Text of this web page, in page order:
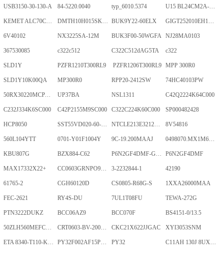
USB3150-30-130-A 84-5220.0040 typ_6010.5374 U15 BL24CM2A-PARC
KEMET ALC70C152EN450 DMTH10H015SK3Q BUK9Y22-60ELX GIGT252010EH1R0MNE
6V40102 NX3225SA-12M BUK3F00-50WGFA NJ28MA0103
367530085 c322c512 C322C512dAG5TA c322
SLD1Y PZFR1210T300RL9 PZFR1206T300RL9 MPP 300R0
SLD1Y10K00QA MP300R0 RPP20-2412SW 74HC40103PW
50RX30220MCPA10X20 UP37BA NSL1311 C42Q2224K64C000
C232J334K6SC000 C42P2155M9SC000 C322C224K60C000 SP000482428
HCP8050 SST55VD020-60-C-TQWE NTCLE213E3212FMT 8V54816
560L104YTT 0701-Y01F1004Y 9C-19.200MAAJ 0498070.MX1M6-CN
KBU807G BZX884-C62 P6N2GF4DMF-GKT-2Gb P6N2GF4DMF
MAX17332X22+ CC0603GRNPO9BN400 3-2232844-1 42190
61765-2 CGH60120D CS0805-R68G-S 1XXA26000MAA
FEC-2621 RY4S-DU 7UL1T08FU TEWA-272G
PTN3222DUKZ BCC06AZ9 BCC070F BS4151-0/13.5
50ZLH560MEFCRI12.5X25 CRT0603-BV-2001ELF CKC21X622JJGAC XYI3053SNM
ETA 8340-T110-K1F1-ALH0-25A PY32F002AF15P6TU PY32 C11AH 130J 8UXLT